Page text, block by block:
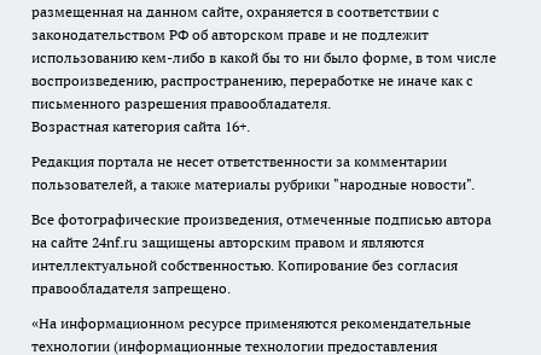
размещенная на данном сайте, охраняется в соответствии с
законодательством РФ об авторском праве и не подлежит
использованию кем-либо в какой бы то ни было форме, в том числе
воспроизведению, распространению, переработке не иначе как с
письменного разрешения правообладателя.
Возрастная категория сайта 16+.
Редакция портала не несет ответственности за комментарии
пользователей, а также материалы рубрики "народные новости".
Все фотографические произведения, отмеченные подписью автора
на сайте 24nf.ru защищены авторским правом и являются
интеллектуальной собственностью. Копирование без согласия
правообладателя запрещено.
«На информационном ресурсе применяются рекомендательные
технологии (информационные технологии предоставления